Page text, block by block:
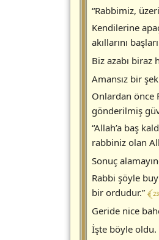
“Rabbimiz,
Kendilerine
akıllarını
Biz azabı
Amansız bir
Onlardan önce
gönderilmiş
“Allah’a baş
rabbiniz olan
Sonuç
Rabbi şöyle
bir ordudur.” ﴿
Geride nice
İşte böyle